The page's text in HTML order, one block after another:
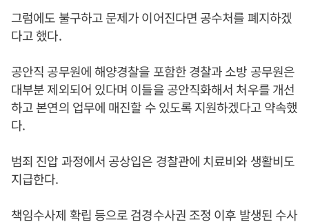
그럼에도 불구하고 문제가 이어진다면 공수처를 폐지하겠
다고 했다.
공안직 공무원에 해양경찰을 포함한 경찰과 소방 공무원은
대부분 제외되어 있다며 이들을 공안직화해서 처우를 개선
하고 본연의 업무에 매진할 수 있도록 지원하겠다고 약속했
다.
범죄 진압 과정에서 공상입은 경찰관에 치료비와 생활비도
지급한다.
책임수사제 확립 등으로 검경수사권 조정 이후 발생된 수사